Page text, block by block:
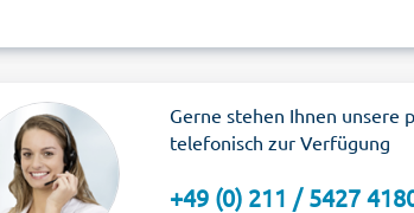
Gerne stehen Ihnen unsere
telefonisch zur Verfügung
+49 (0) 211 / 5427